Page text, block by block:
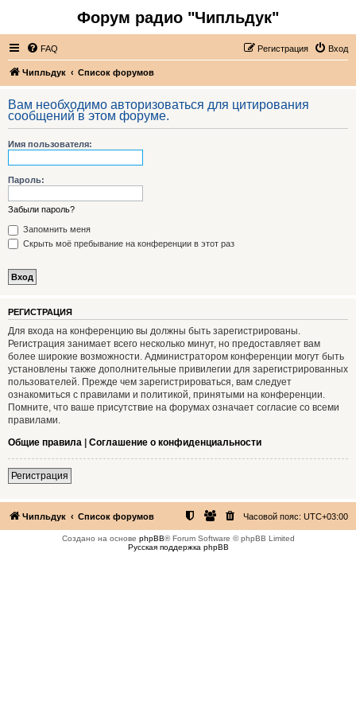
Форум радио "Чипльдук"
FAQ Вход
Регистрация
Чипльдук Список форумов
Вам необходимо авторизоваться для цитирования
сообщений в этом форуме.
Имя пользователя:
Пароль:
Забыли пароль?
Запомнить меня
Скрыть моё пребывание на конференции в этот раз
РЕГИСТРАЦИЯ
Для входа на конференцию вы должны быть зарегистрированы.
Регистрация занимает всего несколько минут, но предоставляет вам
более широкие возможности. Администратором конференции могут быть
установлены также дополнительные привилегии для зарегистрированных
пользователей. Прежде чем зарегистрироваться, вам следует
ознакомиться с правилами и политикой, принятыми на конференции.
Помните, что ваше присутствие на форумах означает согласие со всеми
правилами.
Общие правила | Соглашение о конфиденциальности
Регистрация
Чипльдук Список форумов Часовой пояс: UTC+03:00
Создано на основе phpBB® Forum Software © phpBB Limited
Русская поддержка phpBB